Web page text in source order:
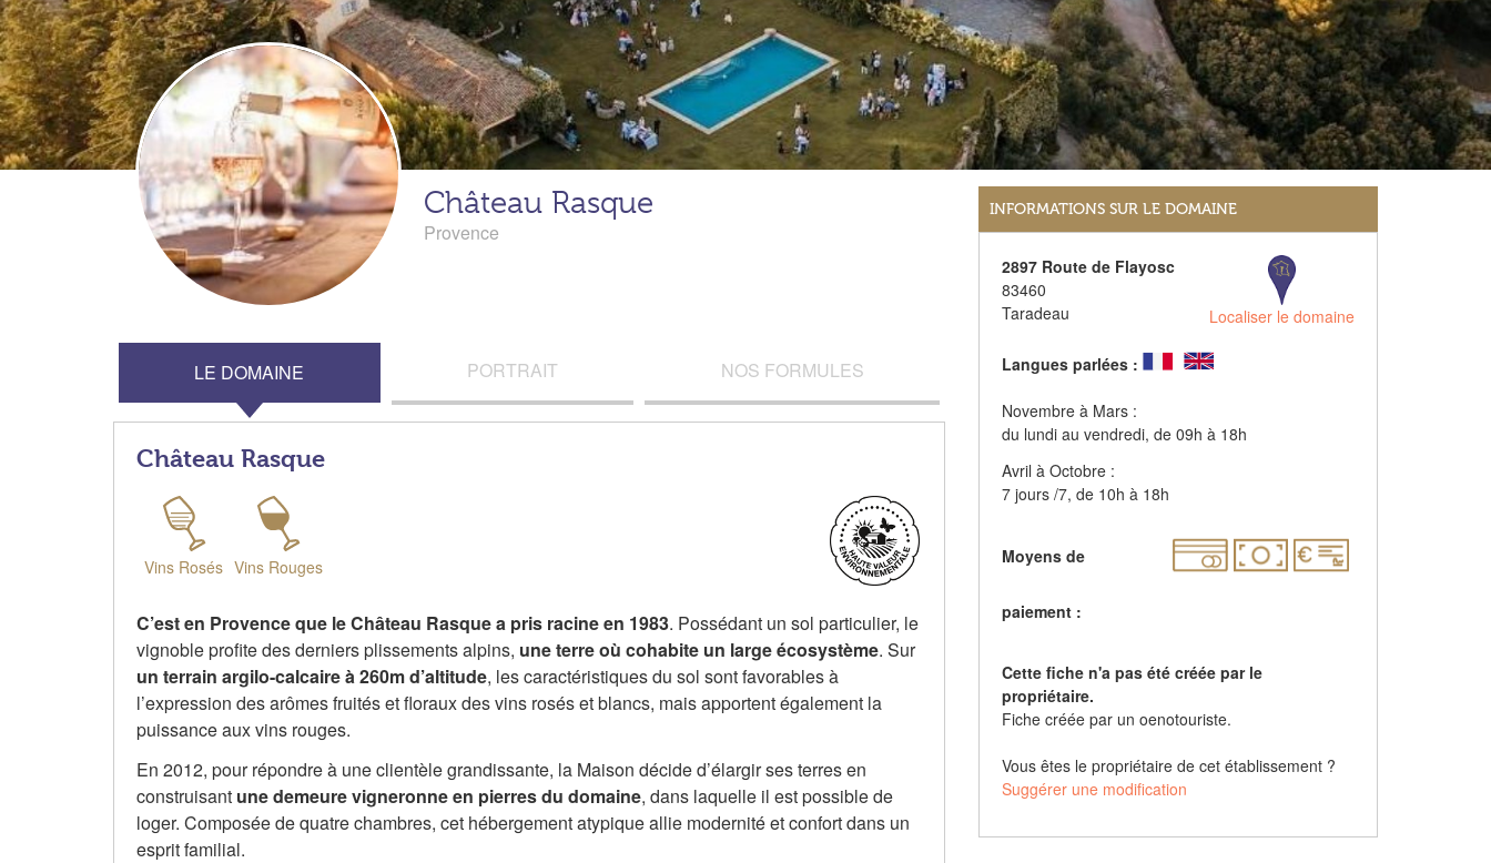
Château Rasque
Provence
LE DOMAINE PORTRAIT NOS FORMULES
Château Rasque
Vins Rosés Vins Rouges
C’est en Provence que le Château Rasque a pris racine en 1983. Possédant un sol particulier, le
vignoble profite des derniers plissements alpins, une terre où cohabite un large écosystème. Sur
un terrain argilo-calcaire à 260m d’altitude, les caractéristiques du sol sont favorables à
l’expression des arômes fruités et floraux des vins rosés et blancs, mais apportent également la
puissance aux vins rouges.
En 2012, pour répondre à une clientèle grandissante, la Maison décide d’élargir ses terres en
construisant une demeure vigneronne en pierres du domaine, dans laquelle il est possible de
loger. Composée de quatre chambres, cet hébergement atypique allie modernité et confort dans un
esprit familial.
INFORMATIONS SUR LE DOMAINE
2897 Route de Flayosc
83460
Taradeau
Localiser le domaine
Langues parlées :
Novembre à Mars :
du lundi au vendredi, de 09h à 18h
Avril à Octobre :
7 jours /7, de 10h à 18h
Moyens de
paiement :
Cette fiche n'a pas été créée par le
propriétaire.
Fiche créée par un oenotouriste.
Vous êtes le propriétaire de cet établissement ?
Suggérer une modification